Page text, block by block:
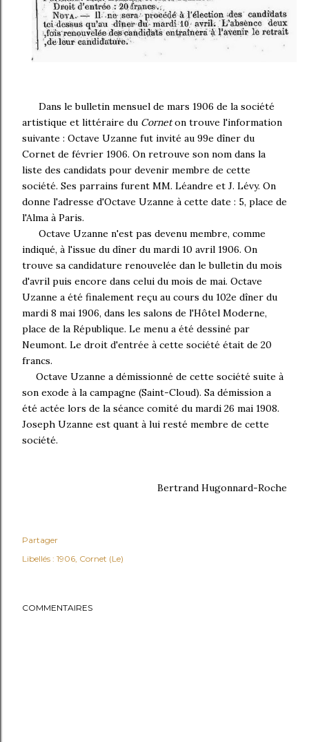
Dans le bulletin mensuel de mars 1906 de la société
artistique et littéraire du Corneton trouve l'information
suivante : Octave Uzanne fut invité au 99e dîner du
Cornet de février 1906. On retrouve son nom dans la
liste des candidats pour devenir membre de cette
société. Ses parrains furent MM. Léandre et J. Lévy. On
donne l'adresse d'Octave Uzanne à cette date : 5, place de
l'Alma à Paris.
Octave Uzanne n'est pas devenu membre, comme
indiqué, à l'issue du dîner du mardi 10 avril 1906. On
trouve sa candidature renouvelée dan le bulletin du mois
d'avril puis encore dans celui du mois de mai. Octave
Uzanne a été finalement reçu au cours du 102e dîner du
mardi 8 mai 1906, dans les salons de l'Hôtel Moderne,
place de la République. Le menu a été dessiné par
Neumont. Le droit d'entrée à cette société était de 20
francs.
Octave Uzanne a démissionné de cette société suite à
son exode à la campagne (Saint-Cloud). Sa démission a
été actée lors de la séance comité du mardi 26 mai 1908.
Joseph Uzanne est quant à lui resté membre de cette
société.
Bertrand Hugonnard-Roche
Partager
Libellés : 1906 Cornet (Le)
COMMENTAIRES